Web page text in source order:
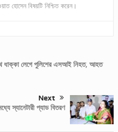
হোসেন বিষয়টি নিশ্চিত করেন।
ধাক্কা লেগে পুলিশের এসআই নিহত, আহত
Next
স্যানেটারী প্যাড বিতরণ